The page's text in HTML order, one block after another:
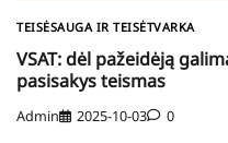
TEISĖSAUGA IR TEISĖTVARKA
VSAT: dėl pažeidėją
pasisakys teismas
Admin 2025-10-03 0